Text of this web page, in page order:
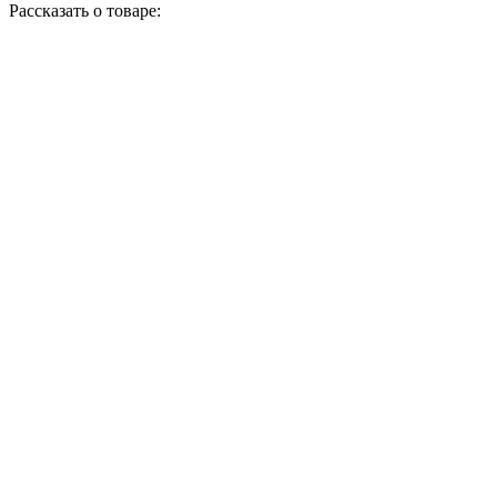
Рассказать о товаре: